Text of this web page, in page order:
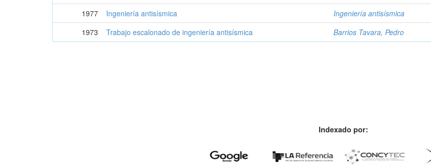
1977
Ingeniería antisísmica
Ingeniería antisísmica
1973
Trabajo escalonado de ingeniería antisísmica Barrios Tavara, Pedro
Indexado por: